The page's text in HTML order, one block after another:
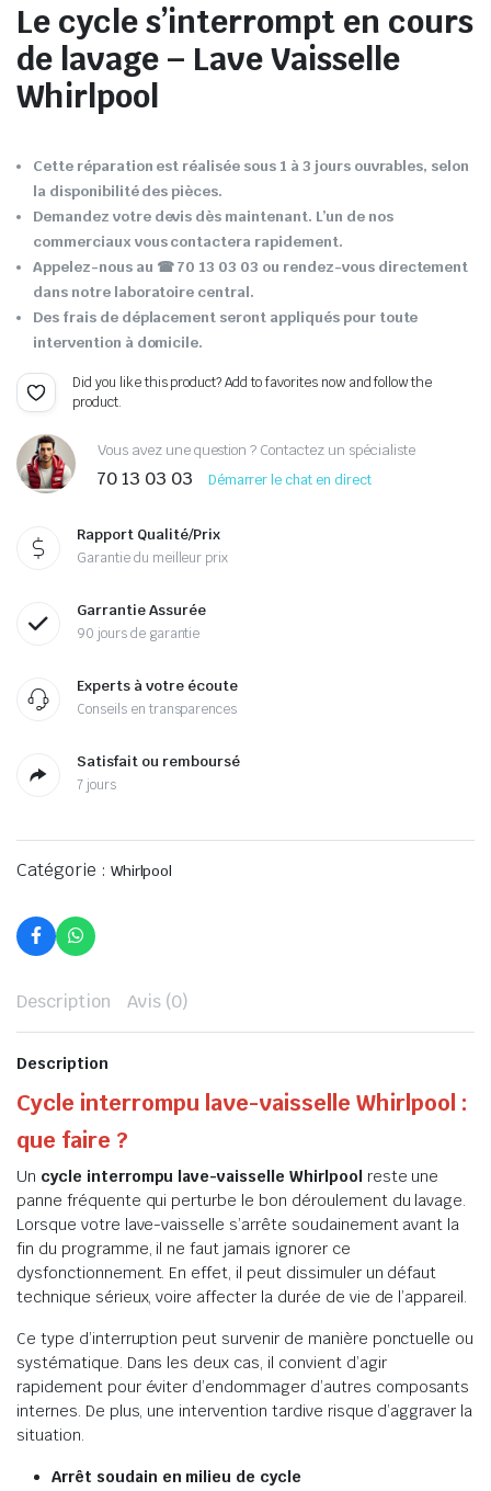
Le cycle s’interrompt en cours
de lavage – Lave Vaisselle
Whirlpool
Cette réparation est réalisée sous 1 à 3 jours ouvrables, selon
la disponibilité des pièces.
Demandez votre devis dès maintenant. L’un de nos
commerciaux vous contactera rapidement.
Appelez-nous au ☎ 70 13 03 03 ou rendez-vous directement
dans notre laboratoire central.
Des frais de déplacement seront appliqués pour toute
intervention à domicile.
Did you like this product? Add to favorites now and follow the
product.
Vous avez une question ? Contactez un spécialiste
70 13 03 03 Démarrer le chat en direct
Rapport Qualité/Prix
Garantie du meilleur prix
Garrantie Assurée
90 jours de garantie
Experts à votre écoute
Conseils en transparences
Satisfait ou remboursé
7 jours
Catégorie : Whirlpool
Description Avis (0)
Description
Cycle interrompu lave-vaisselle Whirlpool :
que faire ?
Un cycle interrompu lave-vaisselle Whirlpool reste une
panne fréquente qui perturbe le bon déroulement du lavage.
Lorsque votre lave-vaisselle s’arrête soudainement avant la
fin du programme, il ne faut jamais ignorer ce
dysfonctionnement. En effet, il peut dissimuler un défaut
technique sérieux, voire affecter la durée de vie de l’appareil.
Ce type d’interruption peut survenir de manière ponctuelle ou
systématique. Dans les deux cas, il convient d’agir
rapidement pour éviter d’endommager d’autres composants
internes. De plus, une intervention tardive risque d’aggraver la
situation.
Arrêt soudain en milieu de cycle